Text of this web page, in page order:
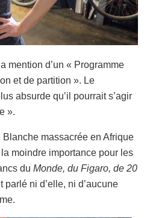
mention d’un « Programme
et de partition ». Le
absurde qu’il pourrait s’agir
».
Blanche massacrée en Afrique
moindre importance pour les
du Monde, du Figaro, de 20
parlé ni d’elle, ni d’aucune